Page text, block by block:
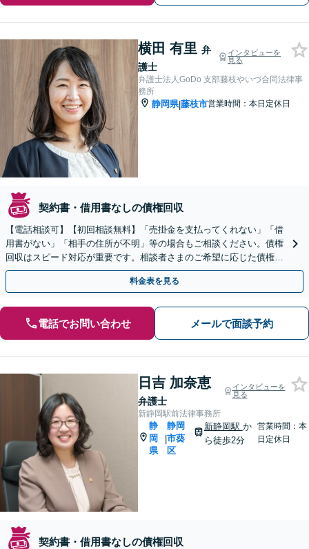
横田 有里 弁
護士
インタビューを
見る
弁護士法人GoDo 支部藤枝やいづ合同法律事
務所
静岡県|藤枝市営業時間：本日定休日
契約書・借用書なしの債権回収
【電話相談可】【初回相談無料】「売掛金を支払ってくれない」「借
用書がない」「相手の住所が不明」等の場合もご相談ください。債権
回収はスピード対応が重要です。相談者さまのご希望に応じた債権回
収の方法や手続きをご提案いたします。【藤枝駅8分】
料金表を見る
電話でお問い合わせ メールで面談予約
日吉 加奈恵
弁護士
インタビューを
見る
新静岡駅前法律事務所
静
岡
県
|
静岡
市葵
区
新静岡駅 か
ら徒歩2分
営業時間：本
日定休日
契約書・借用書なしの債権回収